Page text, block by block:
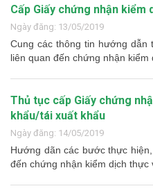
Cấp Giấy chứng nhận
Ngày đăng: 13/05/2019
Cung các thông tin hướng dẫn
liên quan đến chứng nhận kiểm
Thủ tục cấp Giấy chứng
khẩu/tái xuất khẩu
Ngày đăng: 14/05/2019
Hướng dãn các bước thực
đến chứng nhận kiểm dịch thực